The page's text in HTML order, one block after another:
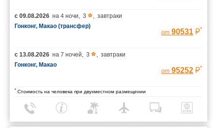
с 09.08.2026 на 4 ночи, 3 , завтраки
Гонконг, Макао (трансфер)
от 90531 *
с 13.08.2026 на 7 ночей, 3 , завтраки
Гонконг, Макао
от 95252 *
* Стоимость на человека при двухместном размещении